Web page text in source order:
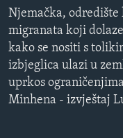
MAGAZIN
O GLASU AMERIKE
Learning English
Njemačka, odredište
migranata koji
kako se nositi s
izbjeglica ulazi u
uprkos
Minhena - izvještaj